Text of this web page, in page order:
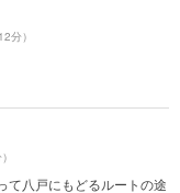
分）
て八戸にもどるルートの途